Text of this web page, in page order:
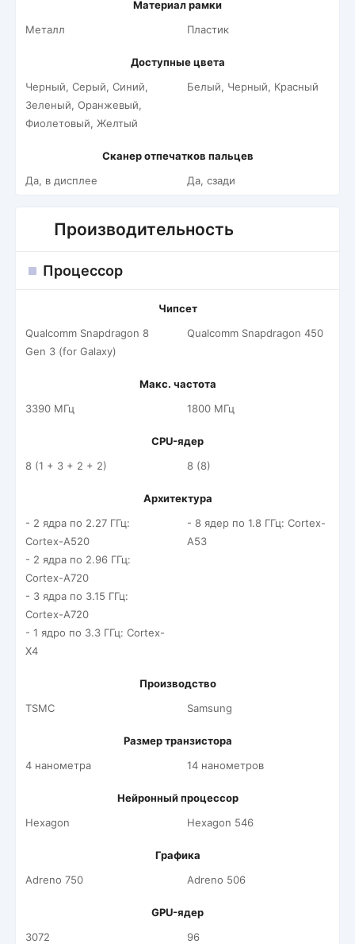
Материал рамки
Металл
Пластик
Доступные цвета
Черный, Серый, Синий,
Зеленый, Оранжевый,
Фиолетовый, Желтый
Белый, Черный, Красный
Сканер отпечатков пальцев
Да, в дисплее
Да, сзади
Производительность
Процессор
Чипсет
Qualcomm Snapdragon 8
Gen 3 (for Galaxy)
Qualcomm Snapdragon 450
Макс. частота
3390 МГц
1800 МГц
CPU-ядер
8 (1 + 3 + 2 + 2)
8 (8)
Архитектура
- 2 ядра по 2.27 ГГц:
Cortex-A520
- 2 ядра по 2.96 ГГц:
Cortex-A720
- 3 ядра по 3.15 ГГц:
Cortex-A720
- 1 ядро по 3.3 ГГц: Cortex-
X4
- 8 ядер по 1.8 ГГц: Cortex-
A53
Производство
TSMC
Samsung
Размер транзистора
4 нанометра
14 нанометров
Нейронный процессор
Hexagon
Hexagon 546
Графика
Adreno 750
Adreno 506
GPU-ядер
3072
96